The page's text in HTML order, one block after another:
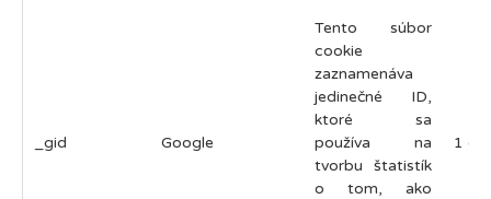
_gid Google
Tento súbor
cookie
zaznamenáva
jedinečné ID,
ktoré sa
používa na
tvorbu štatistík
o tom, ako
1